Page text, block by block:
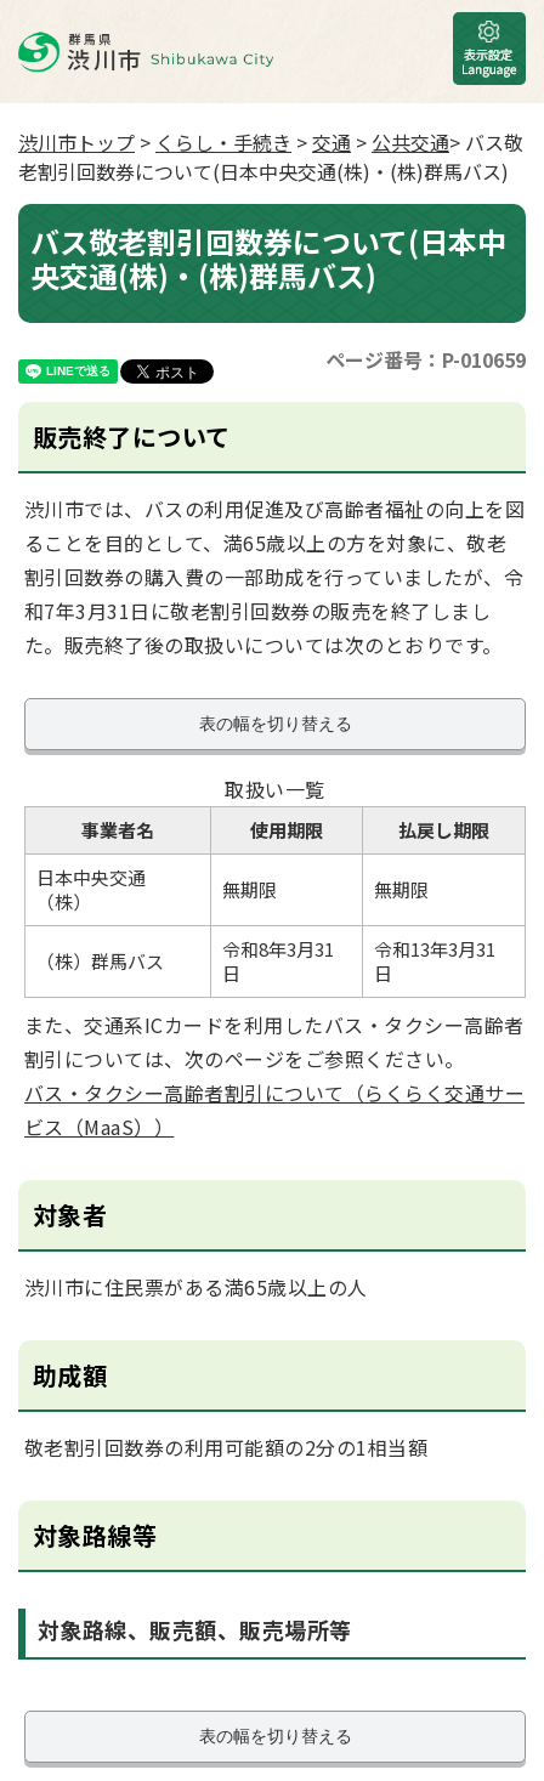
渋川市トップ > くらし・手続き >交通 > 公共交通> バス敬
老割引回数券について(日本中央交通(株)・(株)群馬バス)
バス敬老割引回数券について(日本中
央交通(株)・(株)群馬バス)
ページ番号：P-010659
販売終了について
渋川市では、バスの利用促進及び高齢者福祉の向上を図
ることを目的として、満65歳以上の方を対象に、敬老
割引回数券の購入費の一部助成を行っていましたが、令
和7年3月31日に敬老割引回数券の販売を終了しまし
た。販売終了後の取扱いについては次のとおりです。
表の幅を切り替える
取扱い一覧
事業者名 使用期限
払戻し期限
日本中央交通
（株）
無期限 無期限
（株）群馬バス
令和8年3月31
日
令和13年3月31
日
また、交通系ICカードを利用したバス・タクシー高齢者
割引については、次のページをご参照ください。
バス・タクシー高齢者割引について（らくらく交通サー
ビス（MaaS））
対象者
渋川市に住民票がある満65歳以上の人
助成額
敬老割引回数券の利用可能額の2分の1相当額
対象路線等
対象路線、販売額、販売場所等
表の幅を切り替える